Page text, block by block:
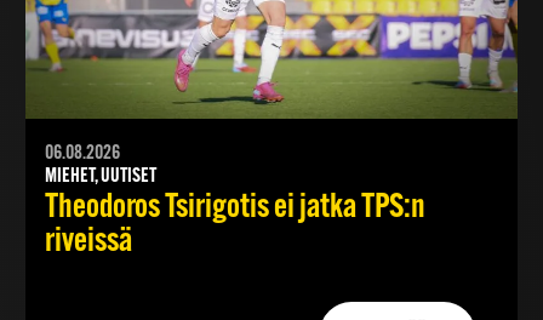
06.08.2026
MIEHET, UUTISET
Theodoros Tsirigotis ei jatka TPS:n
riveissä